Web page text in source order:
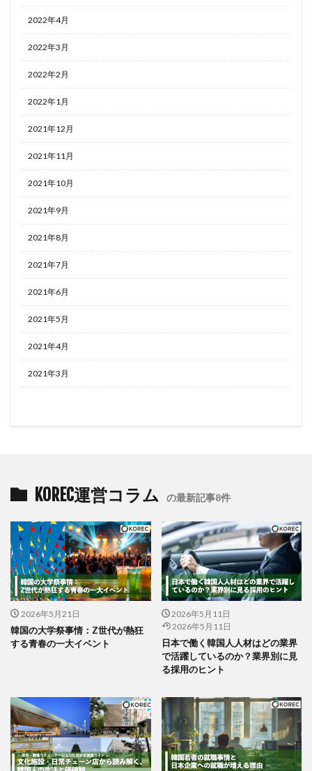
2022年4月
2022年3月
2022年2月
2022年1月
2021年12月
2021年11月
2021年10月
2021年9月
2021年8月
2021年7月
2021年6月
2021年5月
2021年4月
2021年3月
KOREC運営コラム の最新記事8件
2026年5月21日
韓国の大学祭事情：Z世代が熱狂
する青春の一大イベント
2026年5月11日
2026年5月11日
日本で働く韓国人人材はどの業界
で活躍しているのか？業界別に見
る採用のヒント